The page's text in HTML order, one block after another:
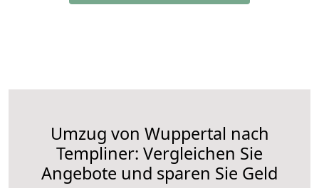
Umzug von Wuppertal nach
Templiner: Vergleichen Sie
Angebote und sparen Sie Geld